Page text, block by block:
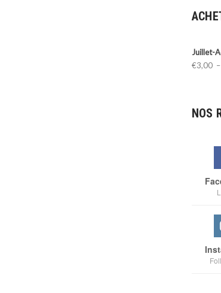
Juillet-
€3,00 –
NOS